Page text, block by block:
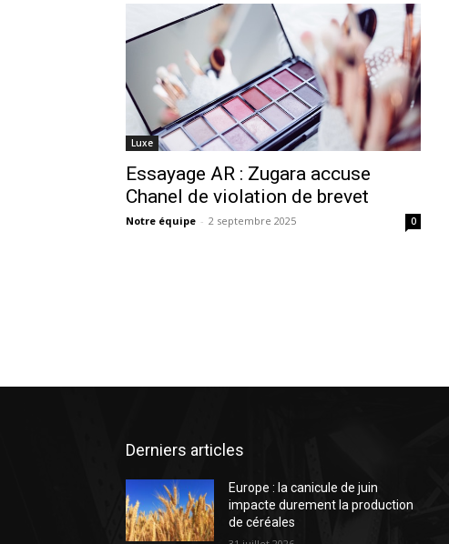
Luxe
Essayage AR : Zugara accuse
Chanel de violation de brevet
Notre équipe - 2 septembre 2025 0
Derniers articles
Europe : la canicule de juin
impacte durement la production
de céréales